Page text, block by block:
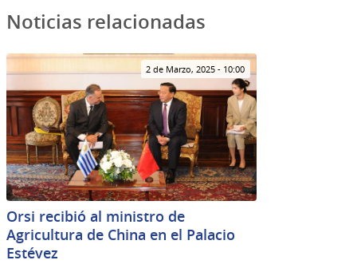
Noticias relacionadas
2 de Marzo, 2025 - 10:00
Orsi recibió al ministro de
Agricultura de China en el Palacio
Estévez